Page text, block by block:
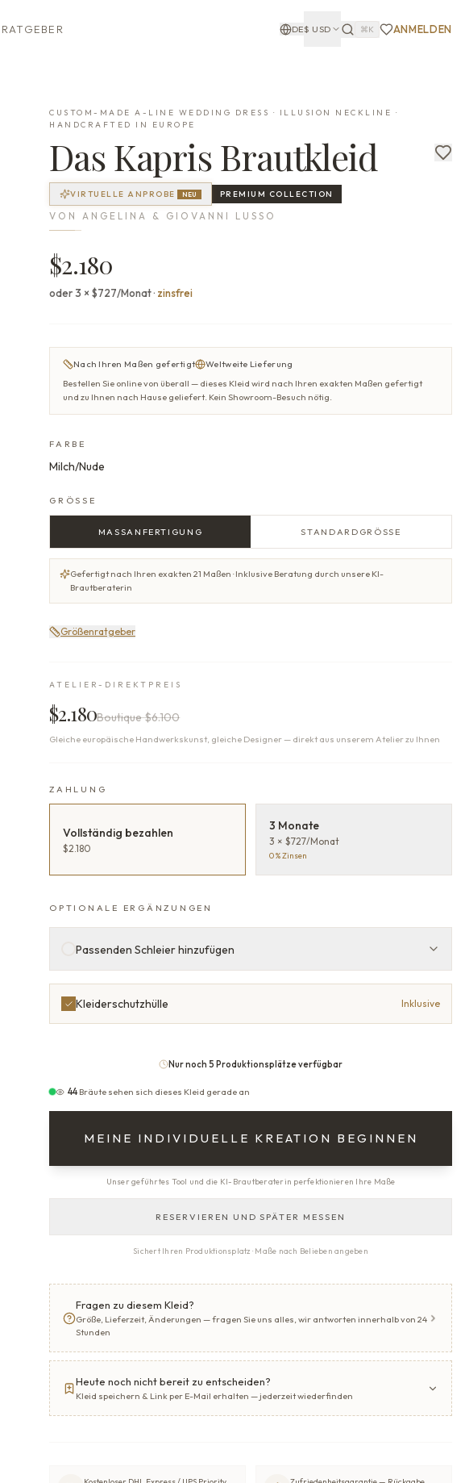
RATGEBER DE$ USD ⌘K ANMELDEN
CUSTOM-MADE A-LINE WEDDING DRESS · ILLUSION NECKLINE ·
HANDCRAFTED IN EUROPE
DasKaprisBrautkleid
VIRTUELLE ANPROBE NEU PREMIUM COLLECTION
VON ANGELINA & GIOVANNI LUSSO
$2.180
oder 3 × $727/Monat· zinsfrei
Nach Ihren Maßen gefertigt
Weltweite Lieferung
Bestellen Sie online von überall — dieses Kleid wird nach Ihren exakten Maßen gefertigt
und zu Ihnen nach Hause geliefert. Kein Showroom-Besuch nötig.
FARBE
Milch/Nude
GRÖSSE
MASSANFERTIGUNG STANDARDGRÖSSE
Gefertigt nach Ihren exakten 21 Maßen · Inklusive Beratung durch unsere KI-
Brautberaterin
Größenratgeber
ATELIER-DIREKTPREIS
$2.180Boutique$6.100
Gleiche europäische Handwerkskunst, gleiche Designer — direkt aus unserem Atelier zu Ihnen
ZAHLUNG
Vollständig bezahlen
$2.180
3 Monate
3 × $727/Monat
0 % Zinsen
OPTIONALE ERGÄNZUNGEN
Passenden Schleier hinzufügen
Kleiderschutzhülle Inklusive
Nur noch 5 Produktionsplätze verfügbar
44 Bräute sehen sich dieses Kleid gerade an
MEINE INDIVIDUELLE KREATION BEGINNEN
Unser geführtes Tool und die KI-Brautberaterin perfektionieren Ihre Maße
RESERVIEREN UND SPÄTER MESSEN
Sichert Ihren Produktionsplatz · Maße nach Belieben angeben
Fragen zu diesem Kleid?
Größe, Lieferzeit, Änderungen — fragen Sie uns alles, wir antworten innerhalb von 24
Stunden
Heute noch nicht bereit zu entscheiden?
Kleid speichern & Link per E-Mail erhalten — jederzeit wiederfinden